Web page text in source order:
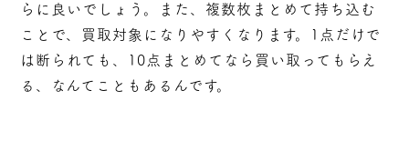
らに良いでしょう。また、複数枚まとめて持ち込む
ことで、買取対象になりやすくなります。1点だけで
は断られても、10点まとめてなら買い取ってもらえ
る、なんてこともあるんです。